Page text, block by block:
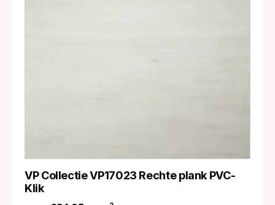
VP Collectie VP17023 Rechte plank PVC-
Klik